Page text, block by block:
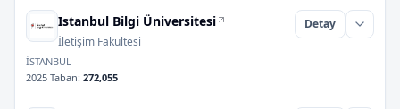
Istanbul Bilgi Üniversitesi
İletişim Fakültesi
Detay
İSTANBUL
2025 Taban: 272,055